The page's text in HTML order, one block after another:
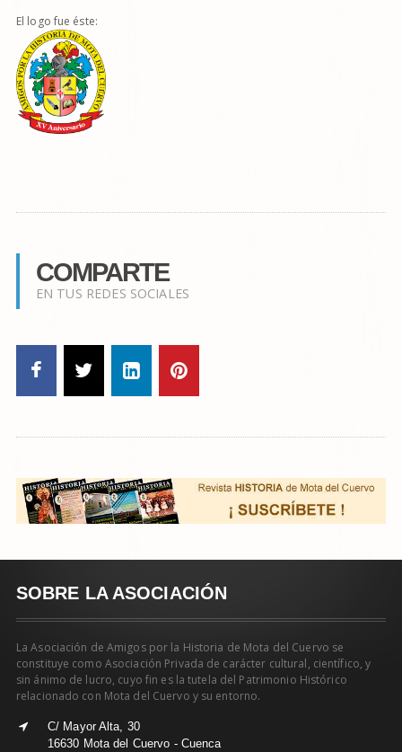
El logo fue éste:
COMPARTE
EN TUS REDES SOCIALES
SOBRE LA ASOCIACIÓN
La Asociación de Amigos por la Historia de Mota del Cuervo se
constituye como Asociación Privada de carácter cultural, científico, y
sin ánimo de lucro, cuyo fin es la tutela del Patrimonio Histórico
relacionado con Mota del Cuervo y su entorno.
C/ Mayor Alta, 30
16630 Mota del Cuervo - Cuenca